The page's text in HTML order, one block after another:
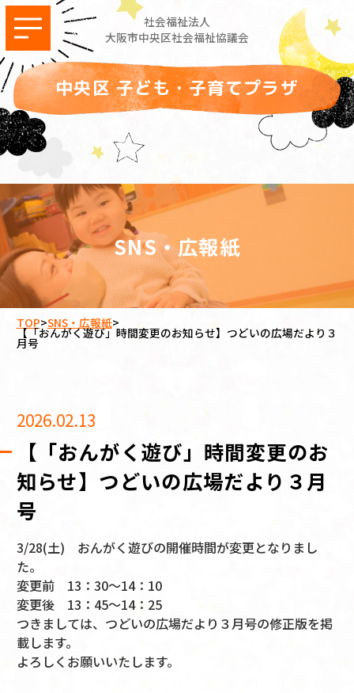
社会福祉法人
大阪市中央区社会福祉協議会
中央区 子ども・子育てプラザ
SNS・広報紙
TOP>SNS・広報紙>
【「おんがく遊び」時間変更のお知らせ】つどいの広場だより３
月号
2026.02.13
【「おんがく遊び」時間変更のお
知らせ】つどいの広場だより３月
号
3/28(土) おんがく遊びの開催時間が変更となりまし
た。
変更前 13：30～14：10
変更後 13：45～14：25
つきましては、つどいの広場だより３月号の修正版を掲
載します。
よろしくお願いいたします。